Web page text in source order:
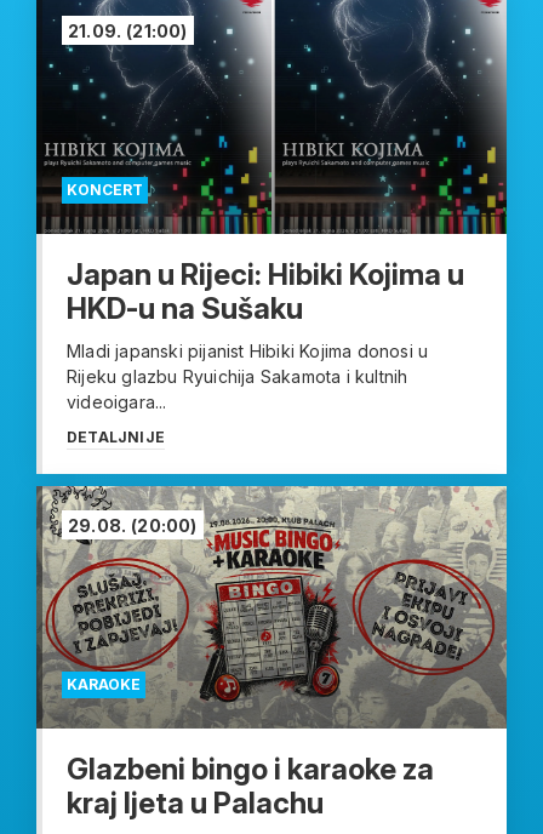
KONCERT
21.09. (21:00)
Japan u Rijeci: Hibiki Kojima u
HKD-u na Sušaku
Mladi japanski pijanist Hibiki Kojima donosi u
Rijeku glazbu Ryuichija Sakamota i kultnih
videoigara...
DETALJNIJE
KARAOKE
29.08. (20:00)
Glazbeni bingo i karaoke za
kraj ljeta u Palachu